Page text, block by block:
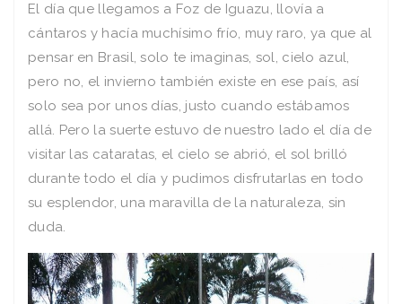
El día que llegamos a Foz de Iguazu, llovía a
cántaros y hacía muchísimo frío, muy raro, ya que al
pensar en Brasil, solo te imaginas, sol, cielo azul,
pero no, el invierno también existe en ese país, así
solo sea por unos días, justo cuando estábamos
allá. Pero la suerte estuvo de nuestro lado el día de
visitar las cataratas, el cielo se abrió, el sol brilló
durante todo el día y pudimos disfrutarlas en todo
su esplendor, una maravilla de la naturaleza, sin
duda.